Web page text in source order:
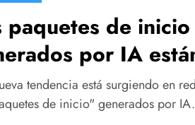
paquetes de inicio
por IA
la web,
reacciones
tendencia está surgiendo en
de inicio" generados por